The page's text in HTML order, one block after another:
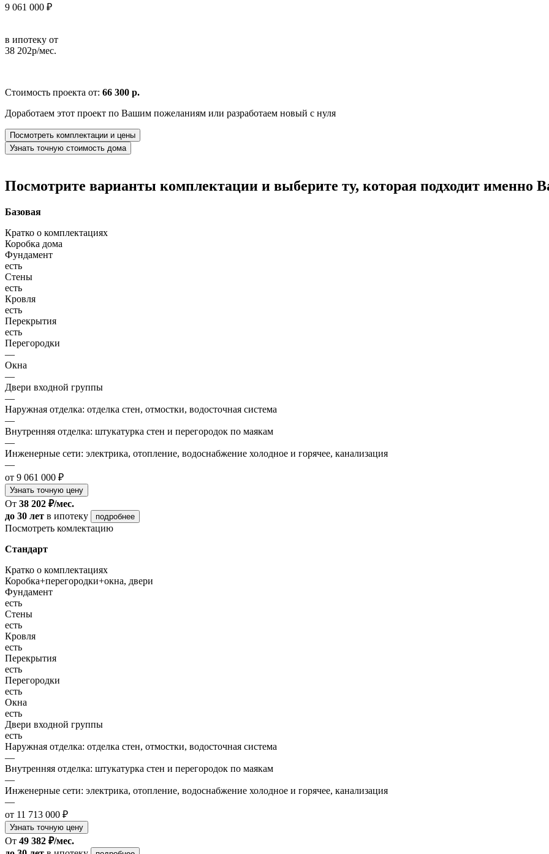
9 061 000 ₽
в ипотеку от
38 202р/мес.
Стоимость проекта от: 66 300 р.
Доработаем этот проект по Вашим пожеланиям или разработаем новый с нуля
Посмотреть комплектации и цены
Узнать точную стоимость дома
Посмотрите варианты комплектации и выберите ту, которая подходит именно
Базовая
Кратко о комплектациях
Коробка дома
Фундамент
есть
Стены
есть
Кровля
есть
Перекрытия
есть
Перегородки
—
Окна
—
Двери входной группы
—
Наружная отделка: отделка стен, отмостки, водосточная система
—
Внутренняя отделка: штукатурка стен и перегородок по маякам
—
Инженерные сети: электрика, отопление, водоснабжение холодное и горячее, канализация
—
от 9 061 000 ₽
Узнать точную цену
От 38 202 ₽/мес.
до 30 лет в ипотеку подробнее
Посмотреть комлектацию
Стандарт
Кратко о комплектациях
Коробка+перегородки+окна, двери
Фундамент
есть
Стены
есть
Кровля
есть
Перекрытия
есть
Перегородки
есть
Окна
есть
Двери входной группы
есть
Наружная отделка: отделка стен, отмостки, водосточная система
—
Внутренняя отделка: штукатурка стен и перегородок по маякам
—
Инженерные сети: электрика, отопление, водоснабжение холодное и горячее, канализация
—
от 11 713 000 ₽
Узнать точную цену
От 49 382 ₽/мес.